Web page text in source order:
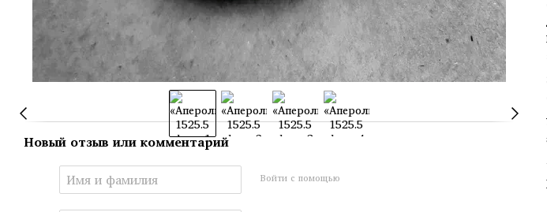
Новый отзыв или комментарий
Войти с помощью